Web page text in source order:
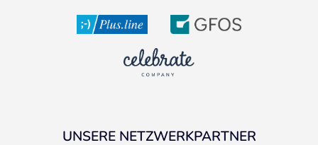
UNSERE NETZWERKPARTNER